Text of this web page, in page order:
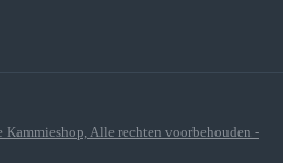
Alle rechten voorbehouden -